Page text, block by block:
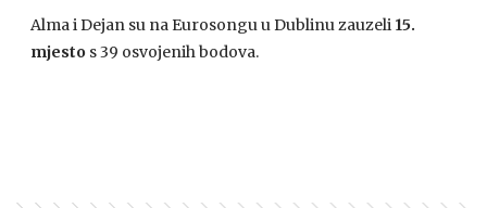
Alma i Dejan su na Eurosongu u Dublinu zauzeli 15.
mjesto s 39 osvojenih bodova.